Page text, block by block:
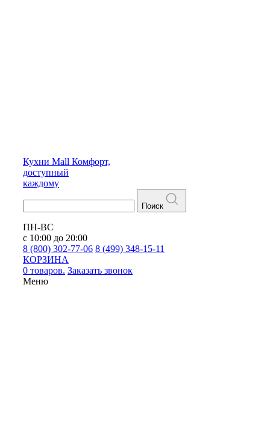
Кухни Mall Комфорт,
доступный
каждому
Поиск
ПН-ВС
с 10:00 до 20:00
8 (800) 302-77-06 8 (499) 348-15-11
КОРЗИНА
0 товаров. Заказать звонок
Меню